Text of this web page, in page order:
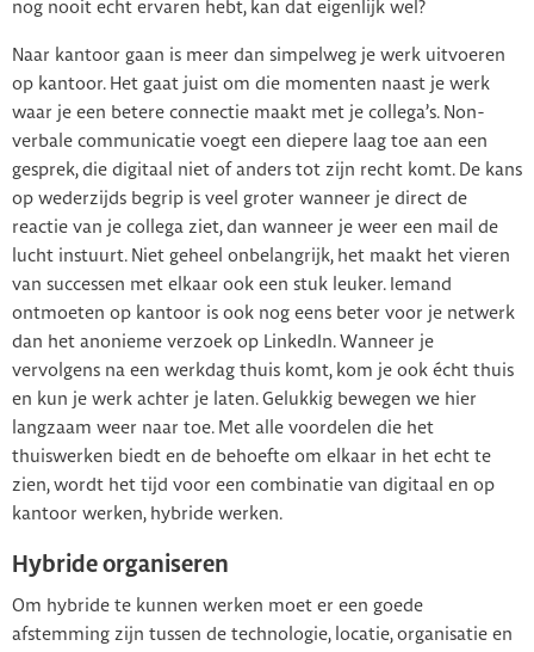
nog nooit echt ervaren hebt, kan dat eigenlijk wel?
Naar kantoor gaan is meer dan simpelweg je werk uitvoeren
op kantoor. Het gaat juist om die momenten naast je werk
waar je een betere connectie maakt met je collega’s. Non-
verbale communicatie voegt een diepere laag toe aan een
gesprek, die digitaal niet of anders tot zijn recht komt. De kans
op wederzijds begrip is veel groter wanneer je direct de
reactie van je collega ziet, dan wanneer je weer een mail de
lucht instuurt. Niet geheel onbelangrijk, het maakt het vieren
van successen met elkaar ook een stuk leuker. Iemand
ontmoeten op kantoor is ook nog eens beter voor je netwerk
dan het anonieme verzoek op LinkedIn. Wanneer je
vervolgens na een werkdag thuis komt, kom je ook écht thuis
en kun je werk achter je laten. Gelukkig bewegen we hier
langzaam weer naar toe. Met alle voordelen die het
thuiswerken biedt en de behoefte om elkaar in het echt te
zien, wordt het tijd voor een combinatie van digitaal en op
kantoor werken, hybride werken.
Hybride organiseren
Om hybride te kunnen werken moet er een goede
afstemming zijn tussen de technologie, locatie, organisatie en